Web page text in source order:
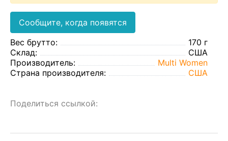
Сообщите, когда появятся
Вес брутто:
170 г
Склад:
США
Производитель:
Multi Women
Страна производителя:
США
Поделиться ссылкой: